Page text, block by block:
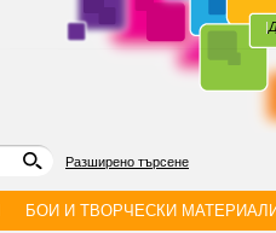
|
Разширено търсене
БОИ И ТВОРЧЕСКИ